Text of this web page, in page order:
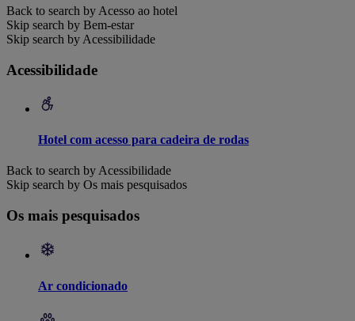
Back to search by Acesso ao hotel
Skip search by Bem-estar
Skip search by Acessibilidade
Acessibilidade
Hotel com acesso para cadeira de rodas
Back to search by Acessibilidade
Skip search by Os mais pesquisados
Os mais pesquisados
Ar condicionado